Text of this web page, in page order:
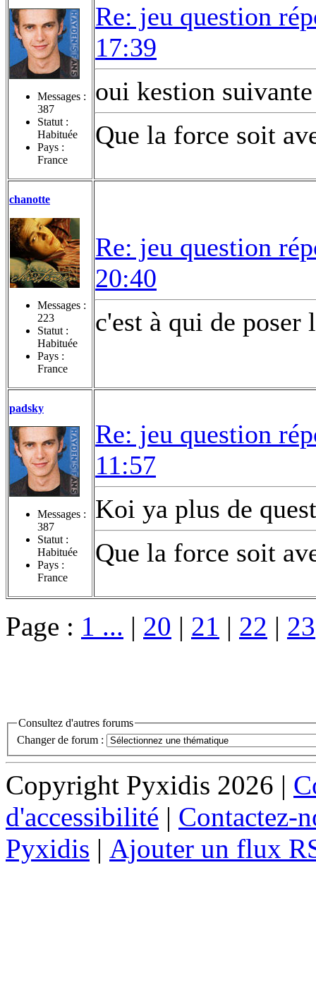
Messages :
387
Statut :
Habituée
Pays :
France
Re: jeu question
17:39
oui kestion
Que la force soit
chanotte
Messages :
223
Statut :
Habituée
Pays :
France
Re: jeu question
20:40
c'est à qui de
padsky
Messages :
387
Statut :
Habituée
Pays :
France
Re: jeu question
11:57
Koi ya plus de
Que la force soit
Page : 1 ... | 20 | 21 | 22 | 23
Consultez d'autres forums
Changer de forum :
Copyright Pyxidis 2026 |
d'accessibilité | Contactez-
Pyxidis | Ajouter un flux